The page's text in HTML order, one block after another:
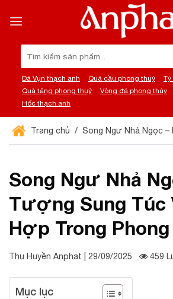
đến
Đá Vụn thạch anh Quả cầu phong thuỷ
Tỳ
Quà tặng phong thuỷ
Vòng đá phong thủy
Hốc thạch anh
Trang chủ Song Ngư Nhả Ngọc
Song Ngư Nhả
Tượng Sung Túc
Hợp Trong
Thu Huyền Anphat | 29/09/2025 459
Mục lục